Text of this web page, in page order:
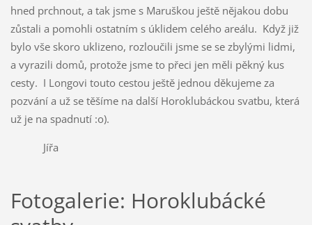
hned prchnout, a tak jsme s Maruškou ještě nějakou dobu
zůstali a pomohli ostatním s úklidem celého areálu. Když již
bylo vše skoro uklizeno, rozloučili jsme se se zbylými lidmi,
a vyrazili domů, protože jsme to přeci jen měli pěkný kus
cesty. I Longovi touto cestou ještě jednou děkujeme za
pozvání a už se těšíme na další Horoklubáckou svatbu, která
už je na spadnutí :o).
Jířa
Fotogalerie: Horoklubácké